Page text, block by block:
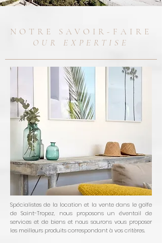
NOTRE SAVOIR- FAIRE
OUR EXPERTISE
Spécialistes de la location et la vente dans le golfe
de Saint-Tropez, nous proposons un éventail de
services et de biens et nous saurons vous proposer
les meilleurs produits correspondant à vos critères.